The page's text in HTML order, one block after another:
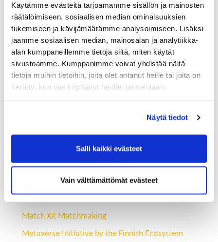
Käytämme evästeitä tarjoamamme sisällön ja mainosten
räätälöimiseen, sosiaalisen median ominaisuuksien
tukemiseen ja kävijämäärämme analysoimiseen. Lisäksi
jaamme sosiaalisen median, mainosalan ja analytiikka-
alan kumppaneillemme tietoja siitä, miten käytät
sivustoamme. Kumppanimme voivat yhdistää näitä
tietoja muihin tietoihin, joita olet antanut heille tai joita on
kerätty, kun olet käyttänyt heidän palvelujaan.
Näytä tiedot
Salli kaikki evästeet
Vain välttämättömät evästeet
kehittämisen alalla tarvitaan merkittäviä askeleita.
Suomi haluaa olla innostava roolimalli koko
maailmalle”, kertoi julkistuksessa Business Finlandin
Account Manager, ICT and Digitalization Jani
Jokitalo.
Aloite syntyi yhteistyössä yli 400 suomalaisen
ekosysteemin jäsenen ja alan merkittävimpien
Nokia, KONE, Varjo ja Dispelix. Prosessin aloitti
saavuttavan 30 miljardin euron volyymin vuoteen
2035 mennessä 250 yrityksen ekosysteemissä.
Lue lisää aiheesta:
Match XR Matchmaking
Metaverse Initiative by the Finnish Ecosystem